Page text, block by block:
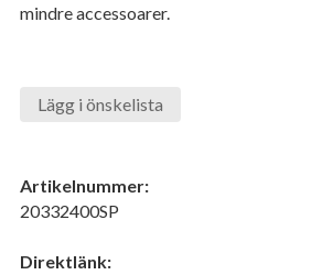
mindre accessoarer.
Lägg i önskelista
Artikelnummer:
20332400SP
Direktlänk: